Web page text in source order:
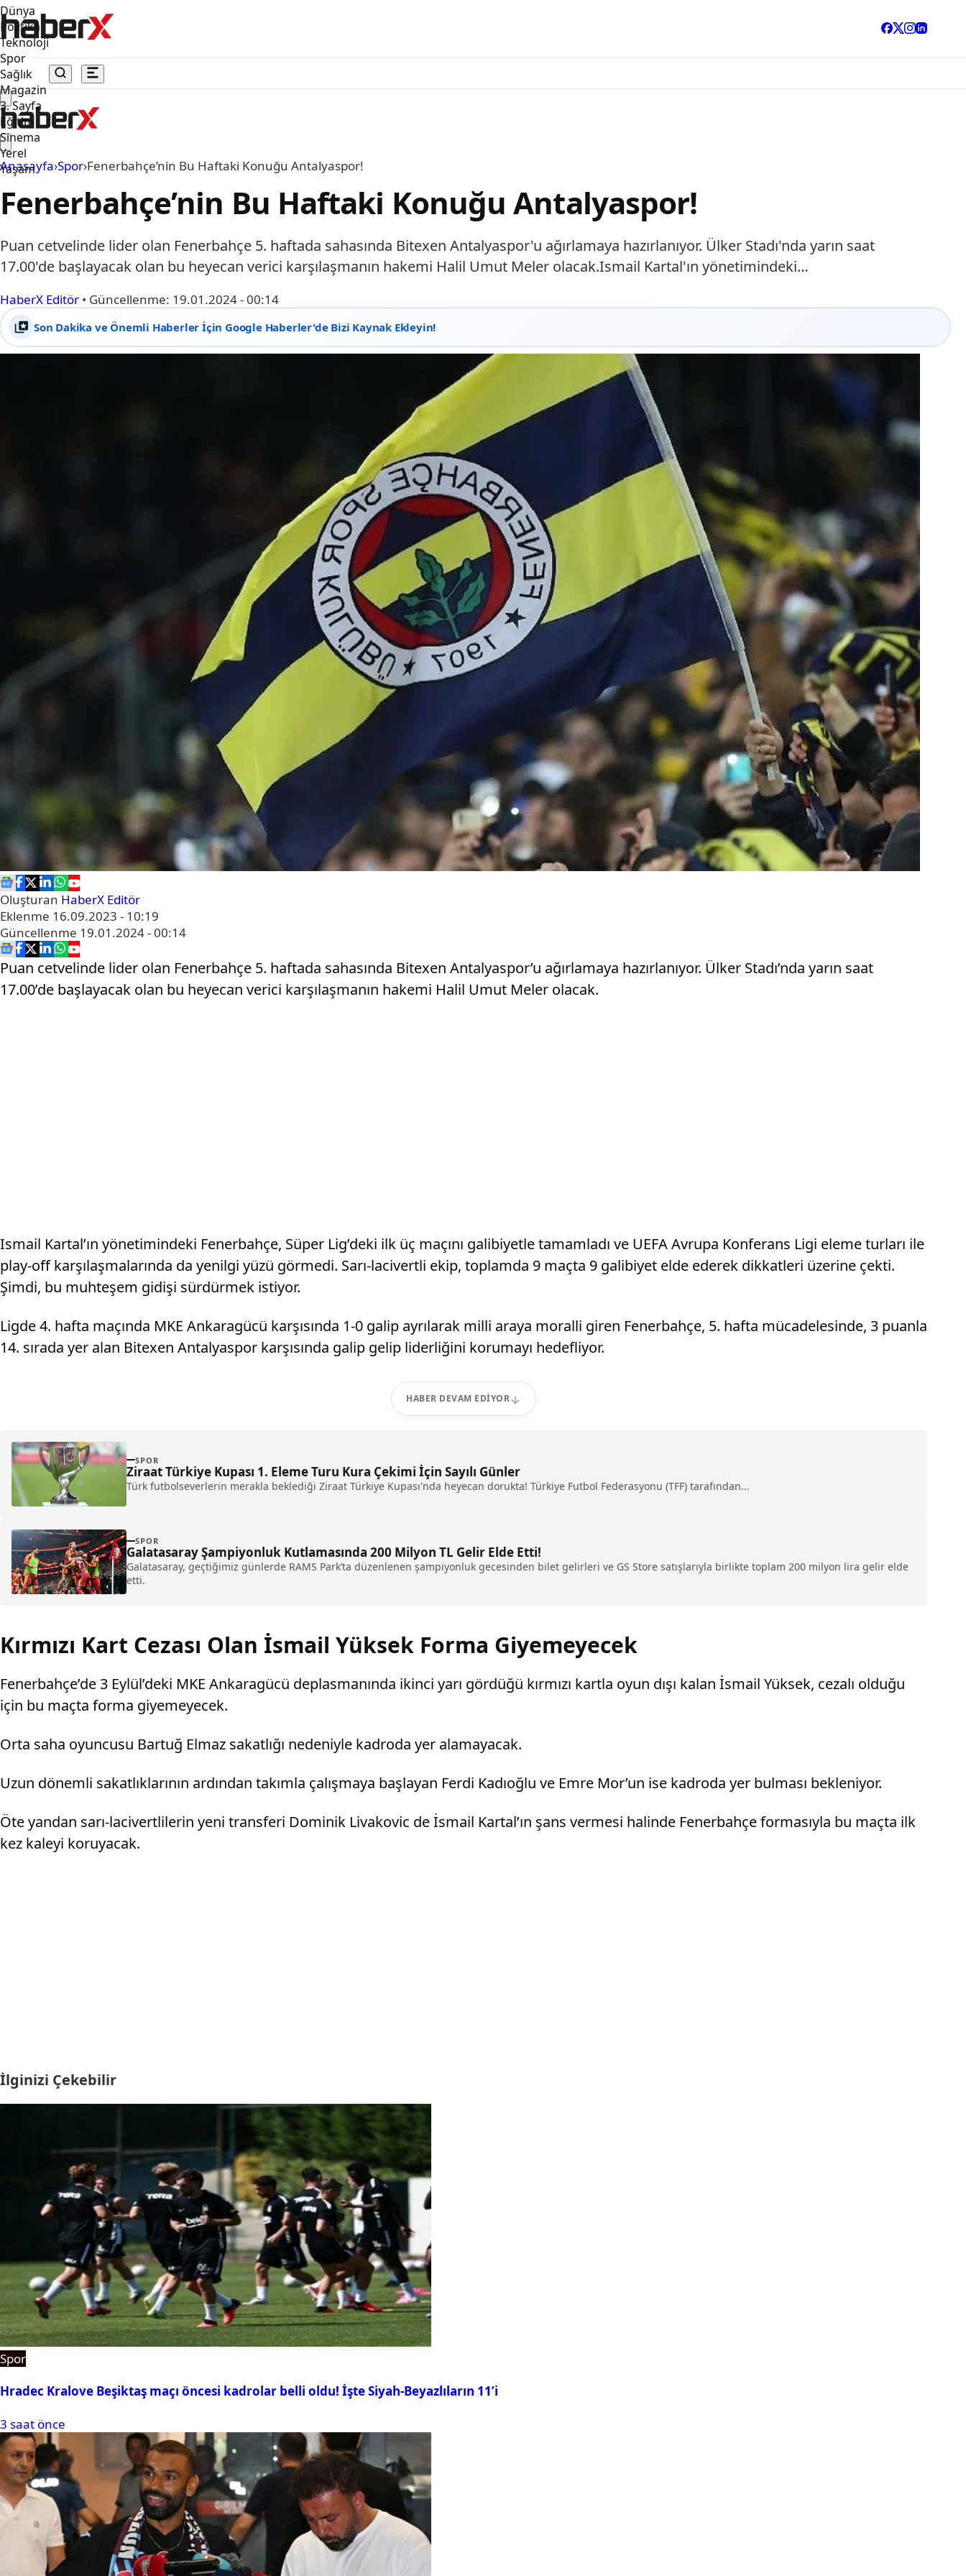
Dünya
Politika
Teknoloji
Spor
Sağlık
Magazin
3. Sayfa
Eğitim
Sinema
Yerel
Yaşam
Anasayfa›Spor›Fenerbahçe’nin Bu Haftaki Konuğu Antalyaspor!
Fenerbahçe’nin Bu Haftaki Konuğu Antalyaspor!
Puan cetvelinde lider olan Fenerbahçe 5. haftada sahasında Bitexen Antalyaspor'u ağırlamaya hazırlanıyor. Ülker Stadı'nda yarın saat
17.00'de başlayacak olan bu heyecan verici karşılaşmanın hakemi Halil Umut Meler olacak.Ismail Kartal'ın yönetimindeki…
HaberX Editör • Güncellenme: 19.01.2024 - 00:14
Son Dakika ve Önemli Haberler İçin Google Haberler'de Bizi Kaynak Ekleyin!
Oluşturan HaberX Editör
Eklenme 16.09.2023 - 10:19
Güncellenme 19.01.2024 - 00:14
Puan cetvelinde lider olan Fenerbahçe 5. haftada sahasında Bitexen Antalyaspor’u ağırlamaya hazırlanıyor. Ülker Stadı’nda yarın saat
17.00’de başlayacak olan bu heyecan verici karşılaşmanın hakemi Halil Umut Meler olacak.
Ismail Kartal’ın yönetimindeki Fenerbahçe, Süper Lig’deki ilk üç maçını galibiyetle tamamladı ve UEFA Avrupa Konferans Ligi eleme turları ile
play-off karşılaşmalarında da yenilgi yüzü görmedi. Sarı-lacivertli ekip, toplamda 9 maçta 9 galibiyet elde ederek dikkatleri üzerine çekti.
Şimdi, bu muhteşem gidişi sürdürmek istiyor.
Ligde 4. hafta maçında MKE Ankaragücü karşısında 1-0 galip ayrılarak milli araya moralli giren Fenerbahçe, 5. hafta mücadelesinde, 3 puanla
14. sırada yer alan Bitexen Antalyaspor karşısında galip gelip liderliğini korumayı hedefliyor.
HABER DEVAM EDIYOR
SPOR
Ziraat Türkiye Kupası 1. Eleme Turu Kura Çekimi İçin Sayılı Günler
Türk futbolseverlerin merakla beklediği Ziraat Türkiye Kupası'nda heyecan dorukta! Türkiye Futbol Federasyonu (TFF) tarafından...
SPOR
Galatasaray Şampiyonluk Kutlamasında 200 Milyon TL Gelir Elde Etti!
Galatasaray, geçtiğimiz günlerde RAMS Park’ta düzenlenen şampiyonluk gecesinden bilet gelirleri ve GS Store satışlarıyla birlikte toplam 200 milyon lira gelir elde
etti.
Kırmızı Kart Cezası Olan İsmail Yüksek Forma Giyemeyecek
Fenerbahçe’de 3 Eylül’deki MKE Ankaragücü deplasmanında ikinci yarı gördüğü kırmızı kartla oyun dışı kalan İsmail Yüksek, cezalı olduğu
için bu maçta forma giyemeyecek.
Orta saha oyuncusu Bartuğ Elmaz sakatlığı nedeniyle kadroda yer alamayacak.
Uzun dönemli sakatlıklarının ardından takımla çalışmaya başlayan Ferdi Kadıoğlu ve Emre Mor’un ise kadroda yer bulması bekleniyor.
Öte yandan sarı-lacivertlilerin yeni transferi Dominik Livakovic de İsmail Kartal’ın şans vermesi halinde Fenerbahçe formasıyla bu maçta ilk
kez kaleyi koruyacak.
İlginizi Çekebilir
Spor
Hradec Kralove Beşiktaş maçı öncesi kadrolar belli oldu! İşte Siyah-Beyazlıların 11’i
3 saat önce